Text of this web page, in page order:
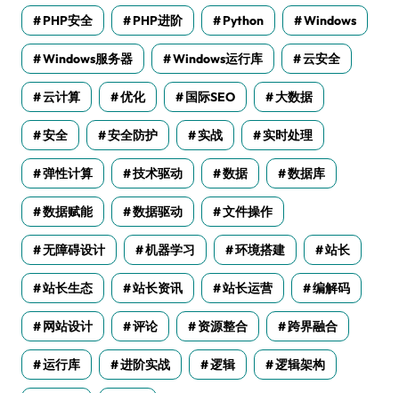
PHP安全 PHP进阶 Python Windows
Windows服务器 Windows运行库 云安全
云计算 优化 国际SEO 大数据
安全 安全防护 实战 实时处理
弹性计算 技术驱动 数据 数据库
数据赋能 数据驱动 文件操作
无障碍设计 机器学习 环境搭建 站长
站长生态 站长资讯 站长运营 编解码
网站设计 评论 资源整合 跨界融合
运行库 进阶实战 逻辑 逻辑架构